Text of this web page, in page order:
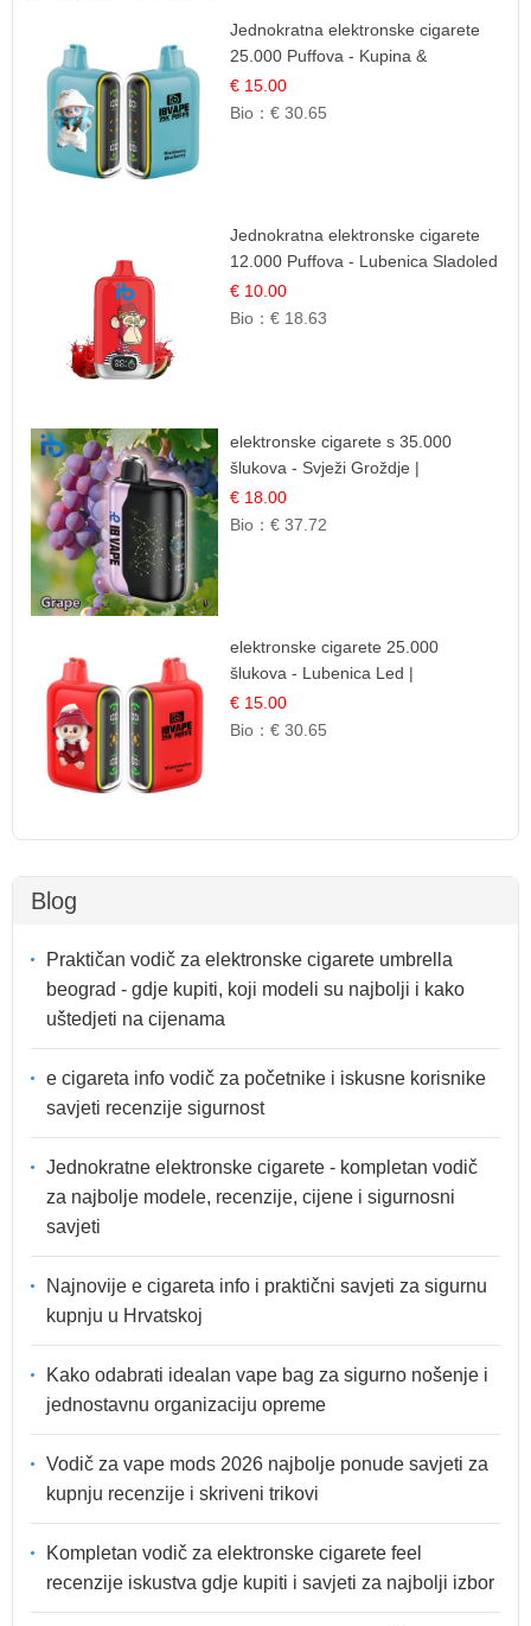
Jednokratna elektronske cigarete
25.000 Puffova - Kupina &
Borovnica | Šumska Voćna
Mješavina
€ 15.00
Bio：€ 30.65
Jednokratna elektronske cigarete
12.000 Puffova - Lubenica Sladoled
| Ljetna Desertna Aroma
€ 10.00
Bio：€ 18.63
elektronske cigarete s 35.000
šlukova - Svježi Groždje |
Osježavajuća Voćna Aroma
€ 18.00
Bio：€ 37.72
elektronske cigarete 25.000
šlukova - Lubenica Led |
Osježavajući Ljetni Okus
€ 15.00
Bio：€ 30.65
Blog
Praktičan vodič za elektronske cigarete umbrella
beograd - gdje kupiti, koji modeli su najbolji i kako
uštedjeti na cijenama
e cigareta info vodič za početnike i iskusne korisnike
savjeti recenzije sigurnost
Jednokratne elektronske cigarete - kompletan vodič
za najbolje modele, recenzije, cijene i sigurnosni
savjeti
Najnovije e cigareta info i praktični savjeti za sigurnu
kupnju u Hrvatskoj
Kako odabrati idealan vape bag za sigurno nošenje i
jednostavnu organizaciju opreme
Vodič za vape mods 2026 najbolje ponude savjeti za
kupnju recenzije i skriveni trikovi
Kompletan vodič za elektronske cigarete feel
recenzije iskustva gdje kupiti i savjeti za najbolji izbor